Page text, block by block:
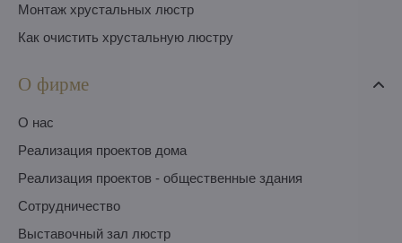
Монтаж хрустальных люстр
Как очистить хрустальную люстру
О фирме
O нас
Pеализация проектов дома
Pеализация проектов - общественные здания
Сотрудничество
Выставочный зал люстр